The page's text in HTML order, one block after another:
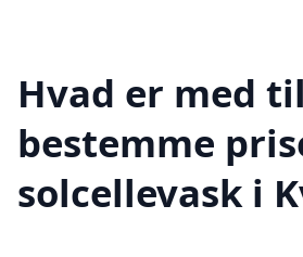
Hvad er med
bestemme
solcellevask i